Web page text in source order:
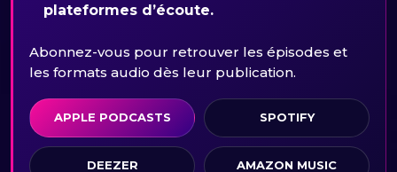
plateformes d’écoute.
Abonnez-vous pour retrouver les épisodes et
les formats audio dès leur publication.
APPLE PODCASTS SPOTIFY
DEEZER AMAZON MUSIC